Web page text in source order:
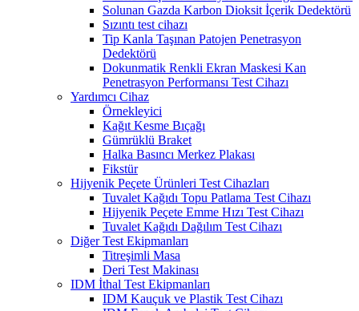
Solunan Gazda Karbon Dioksit İçerik Dedektörü
Sızıntı test cihazı
Tip Kanla Taşınan Patojen Penetrasyon
Dedektörü
Dokunmatik Renkli Ekran Maskesi Kan
Penetrasyon Performansı Test Cihazı
Yardımcı Cihaz
Örnekleyici
Kağıt Kesme Bıçağı
Gümrüklü Braket
Halka Basıncı Merkez Plakası
Fikstür
Hijyenik Peçete Ürünleri Test Cihazları
Tuvalet Kağıdı Topu Patlama Test Cihazı
Hijyenik Peçete Emme Hızı Test Cihazı
Tuvalet Kağıdı Dağılım Test Cihazı
Diğer Test Ekipmanları
Titreşimli Masa
Deri Test Makinası
IDM İthal Test Ekipmanları
IDM Kauçuk ve Plastik Test Cihazı